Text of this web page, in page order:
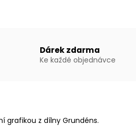
Dárek zdarma
Ke každé objednávce
grafikou z dílny Grundéns.